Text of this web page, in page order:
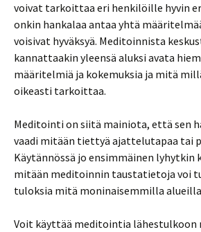
voivat tarkoittaa eri henkilöille hyvin
onkin hankalaa antaa yhtä
voisivat hyväksyä. Meditoinnista
kannattaakin yleensä aluksi avata
määritelmiä ja kokemuksia ja mitä
oikeasti tarkoittaa.
Meditointi on siitä mainiota, että sen
vaadi mitään tiettyä ajattelutapaa tai
Käytännössä jo ensimmäinen lyhytkin
mitään meditoinnin taustatietoja voi
tuloksia mitä moninaisemmilla
Voit käyttää meditointia lähestulkoon